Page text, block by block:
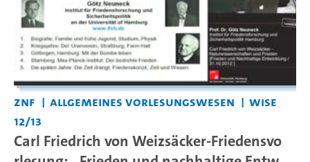
ZNF Allgemeines Vorlesungswesen
WiSe
12/13
Carl Friedrich von Weizsäcker-Friedensvo